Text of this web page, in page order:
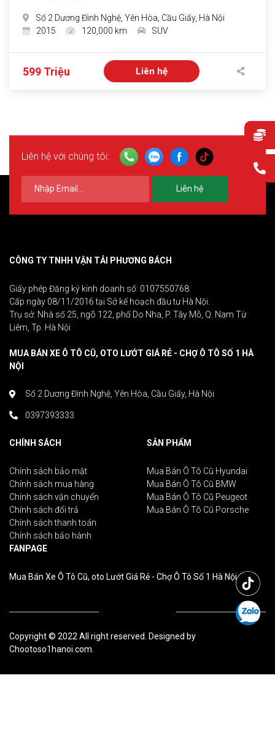
Số 2 Dương Đình Nghệ, Yên Hòa, Cầu Giấy, Hà Nội
2015
120,000 km SUV
599 Triệu Liên hệ
Liên hệ với chúng tôi:
Liên hệ
CÔNG TY TNHH VẬN TẢI PHƯƠNG BÁCH
Giấy phép Đăng ký kinh doanh số: 0107550768.
Cấp ngày 08/11/2016 tại Sở kế hoạch đầu tư Hà Nội.
Trụ sở: Nhà số 25, ngõ 122, phố Do Nha, P. Tây Mỗ, Q. Nam Từ
Liêm, Tp. Hà Nội
MUA BÁN XE Ô TÔ CŨ, OTO LƯỚT GIÁ RẺ - CHỢ Ô TÔ SỐ 1 HÀ
NỘI
Số 2 Dương Đình Nghệ, Yên Hòa, Cầu Giấy, Hà Nội
0397393333
CHÍNH SÁCH
Chính sách bảo mật
Chính sách mua hàng
Chính sách vận chuyển
Chính sách đổi trả
Chính sách thanh toán
Chính sách bảo hành
SẢN PHẨM
Mua Bán Ô Tô Cũ Hyundai
Mua Bán Ô Tô Cũ BMW
Mua Bán Ô Tô Cũ Peugeot
Mua Bán Ô Tô Cũ Porsche
FANPAGE
Mua Bán Xe Ô Tô Cũ, oto Lướt Giá Rẻ - Chợ Ô Tô Số 1 Hà Nội
Copyright © 2022 All right reserved. Designed by
Chootoso1hanoi.com.